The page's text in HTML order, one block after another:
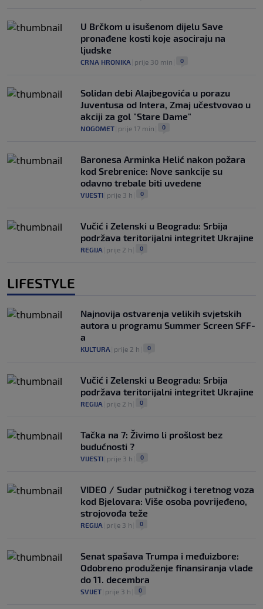
U Brčkom u isušenom dijelu Save
pronađene kosti koje asociraju na
ljudske
CRNA HRONIKA prije 30 min 0
Solidan debi Alajbegovića u porazu
Juventusa od Intera, Zmaj učestvovao u
akciji za gol "Stare Dame"
NOGOMET prije 17 min 0
Baronesa Arminka Helić nakon požara
kod Srebrenice: Nove sankcije su
odavno trebale biti uvedene
VIJESTI prije 3 h 0
Vučić i Zelenski u Beogradu: Srbija
podržava teritorijalni integritet Ukrajine
REGIJA prije 2 h 0
LIFESTYLE
Najnovija ostvarenja velikih svjetskih
autora u programu Summer Screen SFF-
a
KULTURA prije 2 h 0
Vučić i Zelenski u Beogradu: Srbija
podržava teritorijalni integritet Ukrajine
REGIJA prije 2 h 0
Tačka na 7: Živimo li prošlost bez
budućnosti ?
VIJESTI prije 3 h 0
VIDEO / Sudar putničkog i teretnog voza
kod Bjelovara: Više osoba povrijeđeno,
strojovođa teže
REGIJA prije 3 h 0
Senat spašava Trumpa i međuizbore:
Odobreno produženje finansiranja vlade
do 11. decembra
SVIJET prije 3 h 0